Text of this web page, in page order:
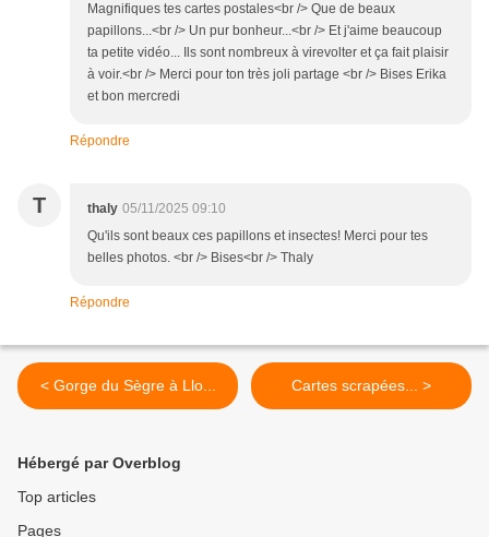
Magnifiques tes cartes postales<br /> Que de beaux
papillons...<br /> Un pur bonheur...<br /> Et j'aime beaucoup
ta petite vidéo... Ils sont nombreux à virevolter et ça fait plaisir
à voir.<br /> Merci pour ton très joli partage <br /> Bises Erika
et bon mercredi
Répondre
T thaly 05/11/2025 09:10
Qu'ils sont beaux ces papillons et insectes! Merci pour tes
belles photos. <br /> Bises<br /> Thaly
Répondre
< Gorge du Sègre à Llo... Cartes scrapées... >
Hébergé par Overblog
Top articles
Pages